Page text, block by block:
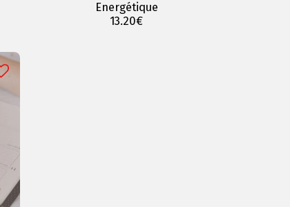
Energétique
13.20€